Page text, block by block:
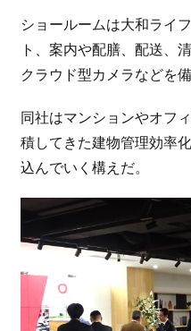
ショールームは大和ライ
ト、案内や配膳、配送、
クラウド型カメラなどを
同社はマンションやオフ
積してきた建物管理効率
込んでいく構えだ。